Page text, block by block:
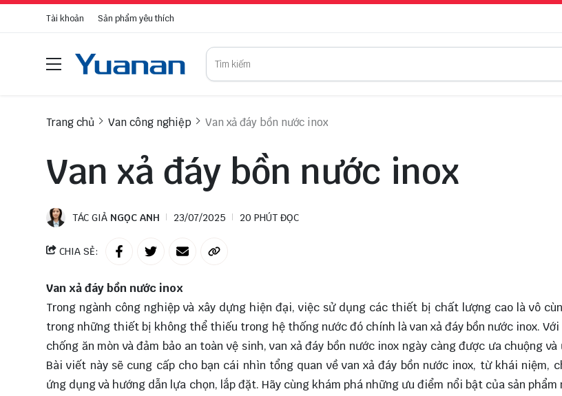
Tài khoản Sản phẩm yêu thích
Trang chủ Van công nghiệp Van xả đáy bồn nước inox
Van xả đáy bồn nước inox
TÁC GIẢ NGỌC ANH 23/07/2025 20 PHÚT ĐỌC
CHIA SẺ:
Van xả đáy bồn nước inox
Trong ngành công nghiệp và xây dựng hiện đại, việc sử dụng các thiết bị chất lượng cao là vô
trong những thiết bị không thể thiếu trong hệ thống nước đó chính là van xả đáy bồn nước inox.
chống ăn mòn và đảm bảo an toàn vệ sinh, van xả đáy bồn nước inox ngày càng được ưa chuộng
Bài viết này sẽ cung cấp cho bạn cái nhìn tổng quan về van xả đáy bồn nước inox, từ khái niệm,
ứng dụng và hướng dẫn lựa chọn, lắp đặt. Hãy cùng khám phá những ưu điểm nổi bật của sản phẩm